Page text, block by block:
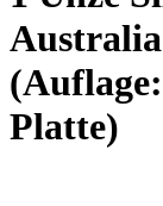
Platte)